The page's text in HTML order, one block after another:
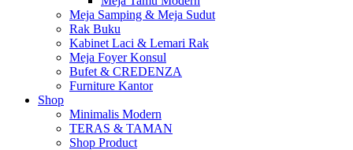
Meja Samping & Meja Sudut
Rak Buku
Kabinet Laci & Lemari Rak
Meja Foyer Konsul
Bufet & CREDENZA
Furniture Kantor
Shop
Minimalis Modern
TERAS & TAMAN
Shop Product